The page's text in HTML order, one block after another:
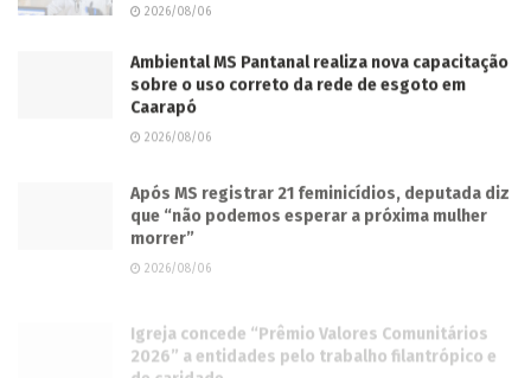
2026/08/06
Ambiental MS Pantanal realiza nova capacitação
sobre o uso correto da rede de esgoto em
Caarapó
2026/08/06
Após MS registrar 21 feminicídios, deputada diz
que “não podemos esperar a próxima mulher
morrer”
2026” a entidades pelo trabalho filantrópico e
de caridade